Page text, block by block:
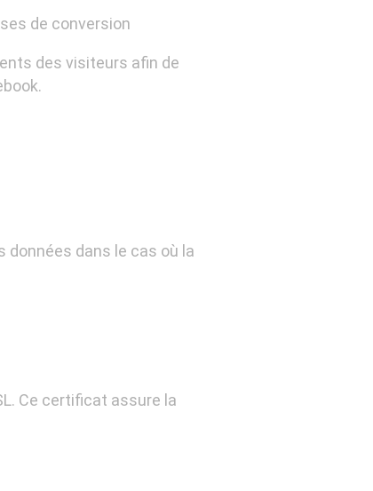
de conversion
des visiteurs afin de
données dans le cas où la
Ce certificat assure la